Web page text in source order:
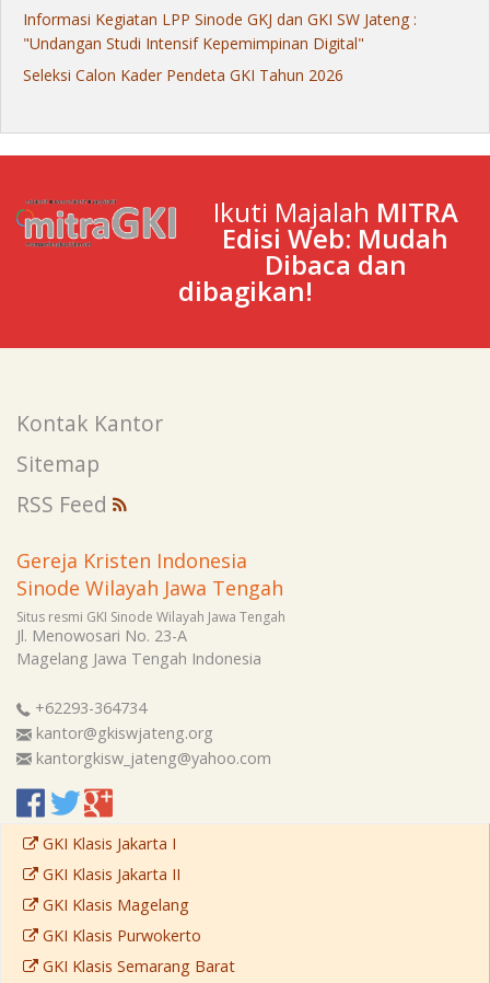
Informasi Kegiatan LPP Sinode GKJ dan GKI SW Jateng :
"Undangan Studi Intensif Kepemimpinan Digital"
Seleksi Calon Kader Pendeta GKI Tahun 2026
Ikuti Majalah MITRA
Edisi Web: Mudah
Dibaca dan
dibagikan!
Kontak Kantor
Sitemap
RSS Feed
Gereja Kristen Indonesia
Sinode Wilayah Jawa Tengah
Situs resmi GKI Sinode Wilayah Jawa Tengah
Jl. Menowosari No. 23-A
Magelang Jawa Tengah Indonesia
+62293-364734
kantor@gkiswjateng.org
kantorgkisw_jateng@yahoo.com
GKI Klasis Jakarta I
GKI Klasis Jakarta II
GKI Klasis Magelang
GKI Klasis Purwokerto
GKI Klasis Semarang Barat